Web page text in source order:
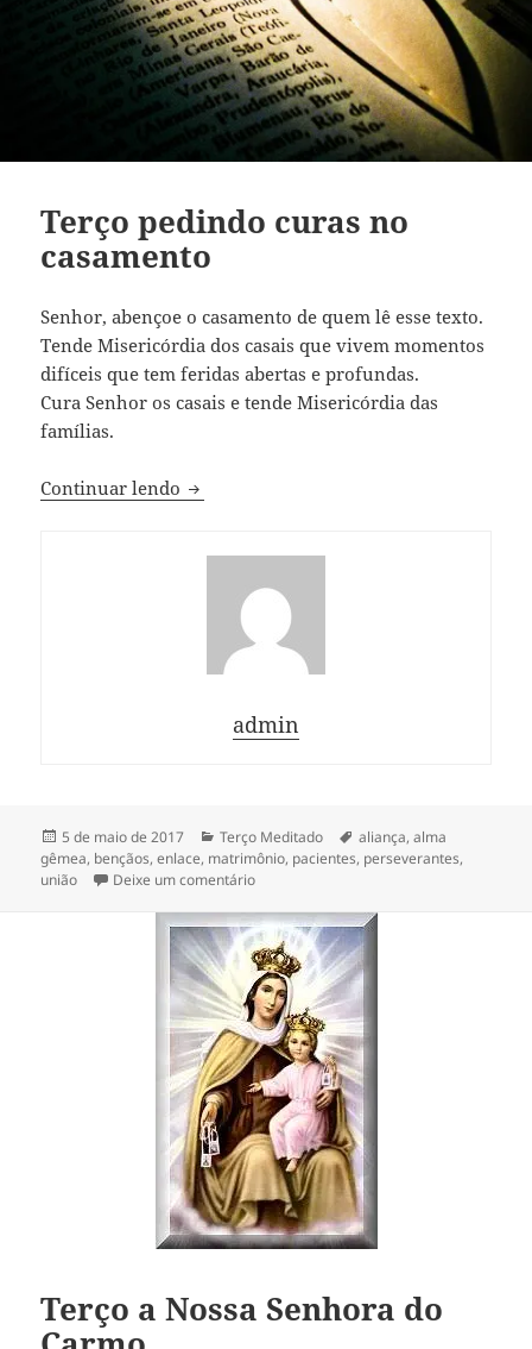
Terço pedindo curas no
casamento
Senhor, abençoe o casamento de quem lê esse texto.
Tende Misericórdia dos casais que vivem momentos
difíceis que tem feridas abertas e profundas.
Cura Senhor os casais e tende Misericórdia das
famílias.
Continuar lendo Terço pedindo curas no casamento
admin
Publicado
em
5 de maio de 2017 Categorias
Terço Meditado Tags
aliança,alma
gêmea, bençãos,enlace, matrimônio, pacientes, perseverantes,
união
Deixe um comentárioem Terço pedindo curas no casamento
Terço a Nossa Senhora do